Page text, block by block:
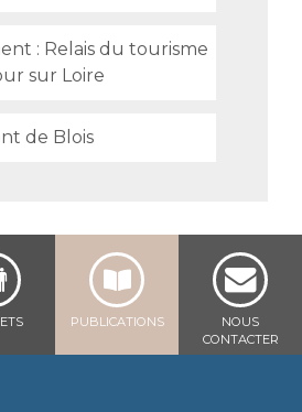
: Relais du tourisme
sur Loire
de Blois
PUBLICATIONS
NOUS
CONTACTER